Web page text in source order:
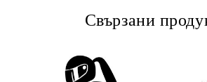
Свързани